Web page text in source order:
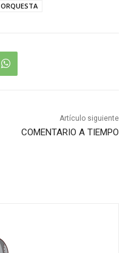
ORQUESTA
Artículo siguiente
COMENTARIO A TIEMPO